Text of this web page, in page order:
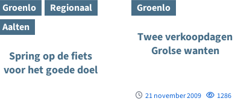
Groenlo
Regionaal
Aalten
Spring op de fiets
voor het goede doel
Groenlo
Twee verkoopdagen
Grolse wanten
21 november 2009 1286